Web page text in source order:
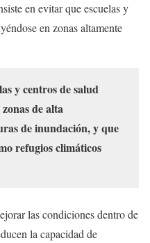
en evitar que escuelas y
en zonas altamente
y centros de salud
de alta
de inundación, y que
refugios climáticos
las condiciones dentro de
la capacidad de